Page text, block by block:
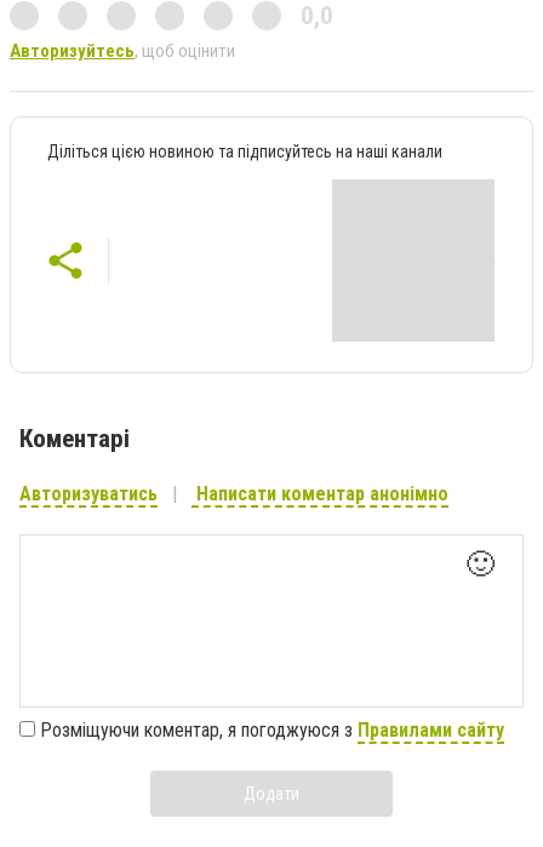
0,0
Авторизуйтесь, щоб оцінити
Діліться цією новиною та підписуйтесь на наші канали
Коментарі
Авторизуватись Написати коментар анонімно
🙂
Розміщуючи коментар, я погоджуюся з Правилами сайту
Додати